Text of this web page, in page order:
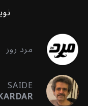
مرد روز
SAIDE